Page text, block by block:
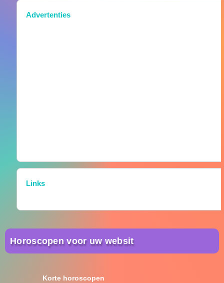
Advertenties
Links
Horoscopen voor uw websit
Korte horoscopen